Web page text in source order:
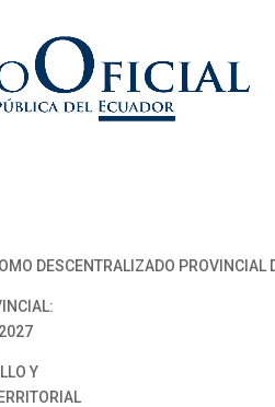
DESCENTRALIZADO PROVINCIAL
Y